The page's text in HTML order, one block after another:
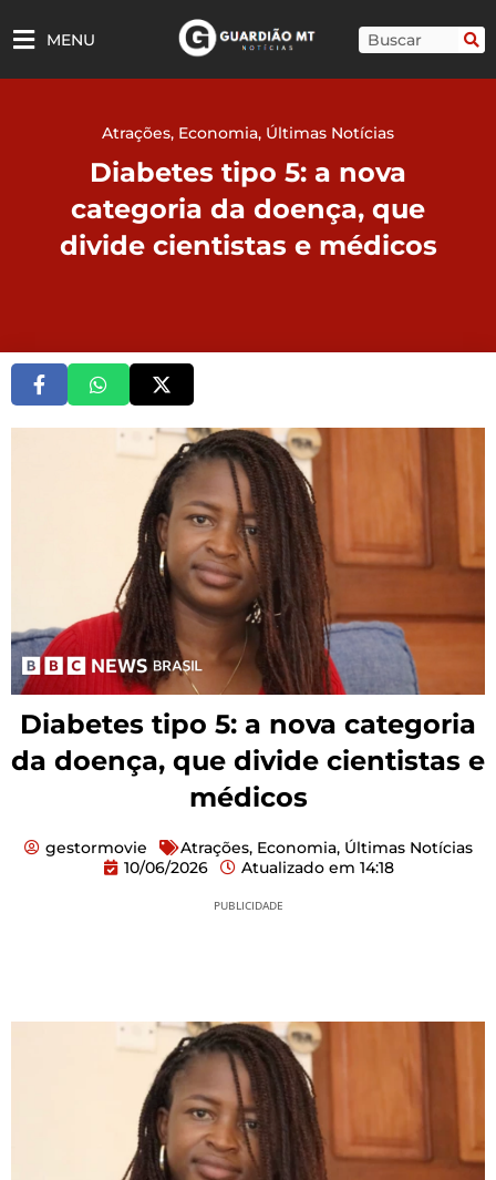
para
MENU Pesquisar
Atrações, Economia, Últimas Notícias
Diabetes tipo 5: a nova
categoria da doença, que
divide cientistas e médicos
Diabetes tipo 5: a nova categoria
da doença, que divide cientistas e
médicos
gestormovie Atrações, Economia, Últimas Notícias
10/06/2026
Atualizado em 14:18
PUBLICIDADE